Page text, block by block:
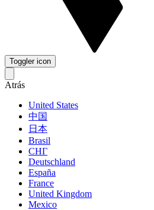
Toggler icon
Atrás
United States
中国
日本
Brasil
СНГ
Deutschland
España
France
United Kingdom
Mexico